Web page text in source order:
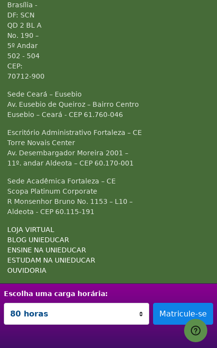
Escolha uma carga horária:
Brasília -
DF: SCN
QD 2 BL A
No. 190 –
5º Andar
502 - 504
CEP:
70712-900
Sede Ceará – Eusebio
Av. Eusebio de Queiroz – Bairro Centro
Eusebio – Ceará - CEP 61.760-046
Escritório Administrativo Fortaleza – CE
Torre Novais Center
Av. Desembargador Moreira 2001 –
11º. andar Aldeota – CEP 60.170-001
Sede Acadêmica Fortaleza – CE
Scopa Platinum Corporate
R Monsenhor Bruno No. 1153 – L10 –
Aldeota - CEP 60.115-191
LOJA VIRTUAL
BLOG UNIEDUCAR
ENSINE NA UNIEDUCAR
ESTUDAM NA UNIEDUCAR
OUVIDORIA
SITE SEGURO
Google - Status do site no
Garantia de
RESPONSABILIDADE
SOCIOAMBIENTAL
A